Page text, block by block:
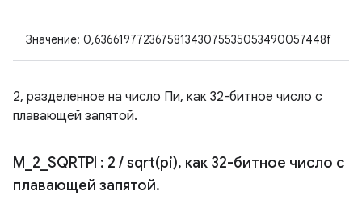
Значение: 0,636619772367581343075535053490057448f
2, разделенное на число Пи, как 32-битное число с
плавающей запятой.
M 2 SQRTPI : 2 /sqrt(pi), как 32-битное число с
плавающей запятой.